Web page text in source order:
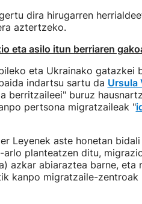
dira hirugarren
aztertzeko.
eta asilo itun berriaren
eta Ukrainako gatazkei
indartsu sartu da Ursula
berritzaileei" buruz
pertsona migratzaileak "
Leyenek aste honetan
planteatzen ditu,
azkar abiaraztea barne, eta
kanpo migratzaile-zentroak